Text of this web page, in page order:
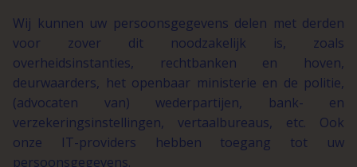
Wij kunnen uw persoonsgegevens delen met derden
voor zover dit noodzakelijk is, zoals
overheidsinstanties, rechtbanken en hoven,
deurwaarders, het openbaar ministerie en de politie,
(advocaten van) wederpartijen, bank- en
verzekeringsinstellingen, vertaalbureaus, etc. Ook
onze IT-providers hebben toegang tot uw
persoonsgegevens.